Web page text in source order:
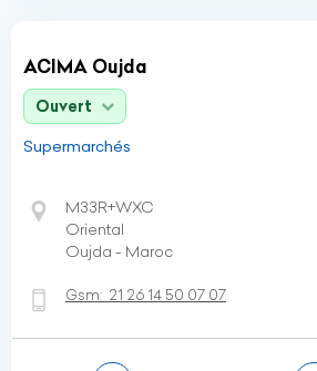
ACIMA Oujda
Ouvert
Supermarchés
M33R+WXC
Oriental
Oujda - Maroc
Gsm: 21 26 14 50 07 07